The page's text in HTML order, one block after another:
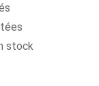
stock